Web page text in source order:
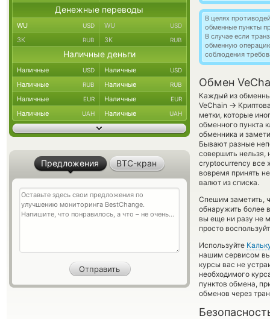
В целях
обменные пункты
В случае если
обменную
соблюдения
Обмен
Каждый из
VeChain →
метки, которые
обменного пункта
обменника и
Бывают разные
совершить нельзя,
cryptocurrency все
вовремя принять
валют из списка.
Спешим заметить,
обнаружить более
вы еще ни разу не
просто
Используйте
нашим сервисом
курсы вас не
необходимого
пунктов обмена,
обменов через
Денежные переводы
WU USD WU USD
ЗК RUB ЗК RUB
Наличные деньги
Наличные USD Наличные USD
Наличные RUB Наличные RUB
Наличные EUR Наличные EUR
Наличные UAH Наличные UAH
Предложения BTC-кран